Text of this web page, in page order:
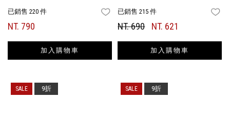
已銷售 220 件 FAVORITES
NT. 790
加入購物車
已銷售 215 件
NT. 690 NT. 621
加入購物車
9折 9折